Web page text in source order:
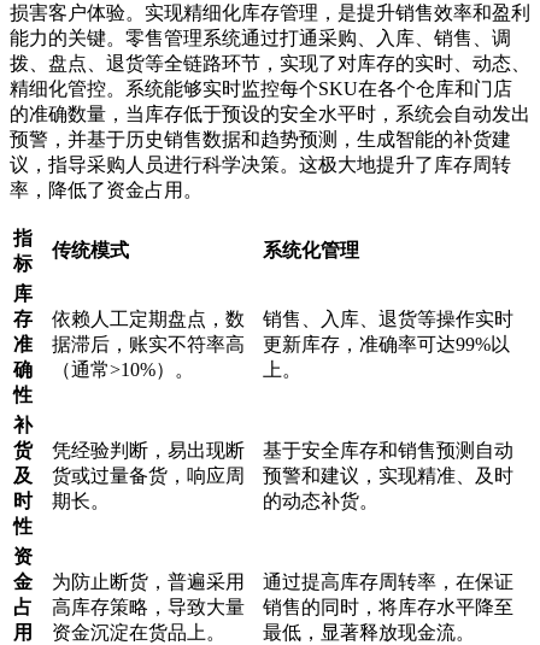
损害客户体验。实现精细化库存管理，是提升销售效率和盈利
能力的关键。零售管理系统通过打通采购、入库、销售、调
拨、盘点、退货等全链路环节，实现了对库存的实时、动态、
精细化管控。系统能够实时监控每个SKU在各个仓库和门店
的准确数量，当库存低于预设的安全水平时，系统会自动发出
预警，并基于历史销售数据和趋势预测，生成智能的补货建
议，指导采购人员进行科学决策。这极大地提升了库存周转
率，降低了资金占用。
指
标
传统模式 系统化管理
库
存
准
确
性
依赖人工定期盘点，数
据滞后，账实不符率高
（通常>10%）。
销售、入库、退货等操作实时
更新库存，准确率可达99%以
上。
补
货
及
时
性
凭经验判断，易出现断
货或过量备货，响应周
期长。
基于安全库存和销售预测自动
预警和建议，实现精准、及时
的动态补货。
资
金
占
用
为防止断货，普遍采用
高库存策略，导致大量
资金沉淀在货品上。
通过提高库存周转率，在保证
销售的同时，将库存水平降至
最低，显著释放现金流。